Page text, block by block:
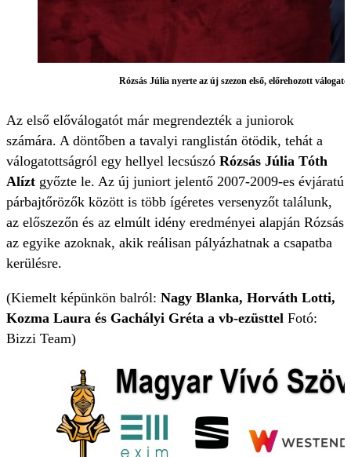
Rózsás Júlia nyerte az új szezon első, előrehozott
Az első előválogatót már megrendezték a juniorok
számára. A döntőben a tavalyi ranglistán ötödik, tehát a
válogatottságról egy hellyel lecsúszó Rózsás Júlia Tóth
Alízt győzte le. Az új juniort jelentő 2007-2009-es évjáratú
párbajtőrözők között is több ígéretes versenyzőt találunk,
az előszezőn és az elmúlt idény eredményei alapján Rózsás
az egyike azoknak, akik reálisan pályázhatnak a csapatba
kerülésre.
(Kiemelt képünkön balról: Nagy Blanka, Horváth Lotti,
Kozma Laura és Gachályi Gréta a vb-ezüsttel Fotó:
Bizzi Team)